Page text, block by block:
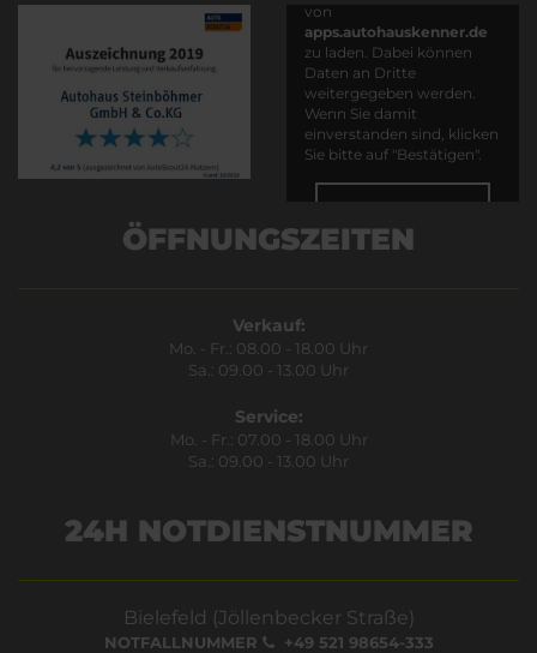
von
apps.autohauskenner.de
zu laden. Dabei können
Daten an Dritte
weitergegeben werden.
Wenn Sie damit
einverstanden sind, klicken
Sie bitte auf "Bestätigen".
ÖFFNUNGSZEITEN
Verkauf:
Mo. - Fr.: 08.00 - 18.00 Uhr
Sa.: 09.00 - 13.00 Uhr
Service:
Mo. - Fr.: 07.00 - 18.00 Uhr
Sa.: 09.00 - 13.00 Uhr
24H NOTDIENSTNUMMER
Bielefeld (Jöllenbecker Straße)
NOTFALLNUMMER +49 521 98654-333